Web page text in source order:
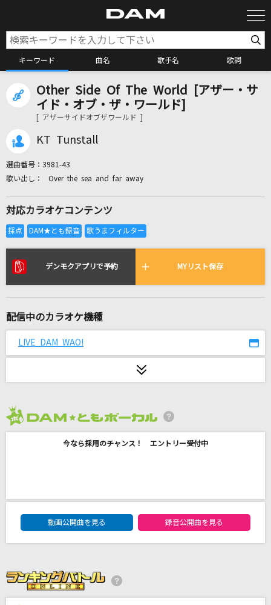
キーワード 曲名 歌手名 歌詞
カラオケ検索
カラオケ店舗検索
カラオケリクエスト
リアルタイムで歌われている曲の一覧
lulu.
輪廻転生
まふまふ
Mrs. GREEN APPLE
シングルベッド
ネーブルオレンジ
Other Side Of The World [アザー・サ
イド・オブ・ザ・ワールド]
[ アザーサイドオブザワールド ]
KT Tunstall
選曲番号： 3981-43
Over the sea and far away
対応カラオケコンテンツ
デンモクアプリで予約 MYリスト保存
配信中のカラオケ機種
LIVE DAM WAO!
今なら採用のチャンス！ エントリー受付中
DAM★ともボーカルエントリーランキング
動画公開曲を見る
録音公開曲を見る